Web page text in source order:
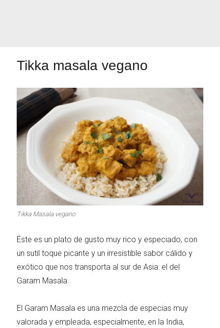
Las Hamburguesas
más Top
Los más dulces
Tikka masala vegano
Tikka Masala vegano
Éste es un plato de gusto muy rico y especiado, con
un sutil toque picante y un irresistible sabor cálido y
exótico que nos transporta al sur de Asia: el del
Garam Masala.
El Garam Masala es una mezcla de especias muy
valorada y empleada, especialmente, en la India,